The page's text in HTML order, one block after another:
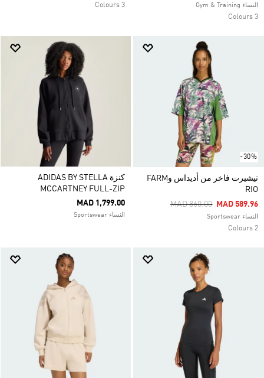
النساء Gym & Training
3 Colours
3 Colours
-30%
تيشيرت فاخر من أديداس وFARM
RIO
Price Reduced From
MAD 860.00ToMAD 589.96
النساء Sportswear
2 Colours
كنزة ADIDAS BY STELLA
MCCARTNEY FULL-ZIP
MAD 1,799.00
النساء Sportswear